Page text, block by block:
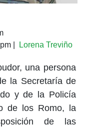
| Lorena Treviño
una persona
la Secretaría de
y de la Policía
de los Romo, la
de las